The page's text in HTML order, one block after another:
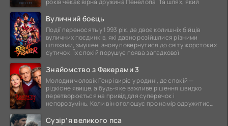
Вуличний боєць
Події переносять у 1993 рік, де двоє колишніх бійців
вуличних поєдинків, які давно розійшлися різними
шляхами, змушені знову повернутися до світу жорстоких
сутичок. Їх спокій порушує поява загадкової
Знайомство з Факерами 3
Молодий чоловік Генрі виріс у родині, де спокій —
рідкісне явище, а будь-яке важливе рішення швидко
перетворюється на привід для суперечок і
непорозумінь. Коли він оголошує про намір одружитися,
Сузір’я великого пса